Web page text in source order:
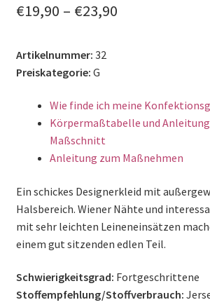
€19,90 – €23,90
Artikelnummer: 32
Preiskategorie: G
Wie finde ich meine
Körpermaßtabelle und
Maßschnitt
Anleitung zum Maßnehmen
Ein schickes Designerkleid mit
Halsbereich. Wiener Nähte und
mit sehr leichten Leineneinsätzen
einem gut sitzenden edlen Teil.
Schwierigkeitsgrad: Fortgeschrittene
Stoffempfehlung/Stoffverbrauch: